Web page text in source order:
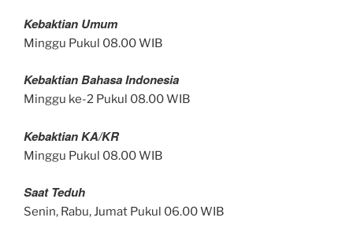
Kebaktian Umum
Minggu Pukul 08.00 WIB
Kebaktian Bahasa Indonesia
Minggu ke-2 Pukul 08.00 WIB
Kebaktian KA/KR
Minggu Pukul 08.00 WIB
Saat Teduh
Senin, Rabu, Jumat Pukul 06.00 WIB